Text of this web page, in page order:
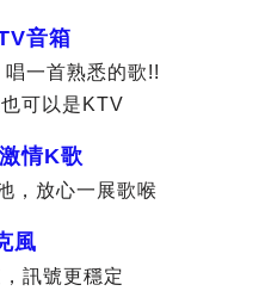
音箱
一首熟悉的歌!!
可以是KTV
情K歌
，放心一展歌喉
風
訊號更穩定